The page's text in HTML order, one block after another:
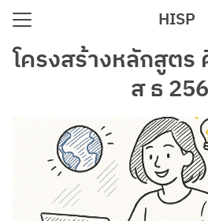
Skip
content
HISP
Search
for:
โครงสร้างหลักสูต
ส ธ